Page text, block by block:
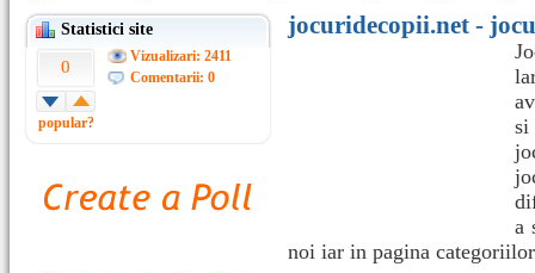
Statistici site
0
popular?
Vizualizari: 2411
Comentarii: 0
jocuridecopii.net -
a
noi iar in pagina